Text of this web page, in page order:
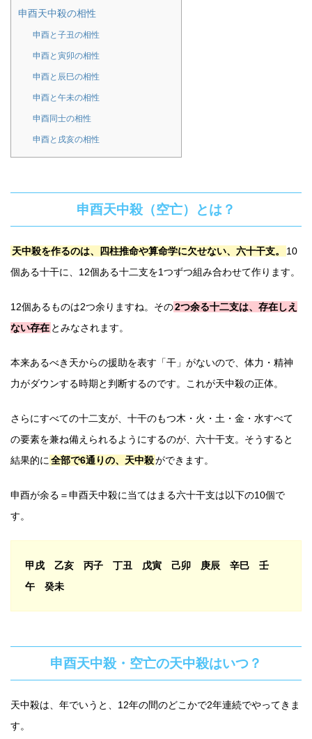
申酉天中殺の相性
申酉と子丑の相性
申酉と寅卯の相性
申酉と辰巳の相性
申酉と午未の相性
申酉同士の相性
申酉と戌亥の相性
申酉天中殺（空亡）とは？
天中殺を作るのは、四柱推命や算命学に欠せない、六十干支。
10
個ある十干に、12個ある十二支を1つずつ組み合わせて作ります。
12個あるものは2つ余りますね。その2つ余る十二支は、存在しえ
ない存在 とみなされます。
本来あるべき天からの援助を表す「干」がないので、体力・精神
力がダウンする時期と判断するのです。これが天中殺の正体。
さらにすべての十二支が、十干のもつ木・火・土・金・水すべて
の要素を兼ね備えられるようにするのが、六十干支。そうすると
結果的に全部で6通りの、天中殺ができます。
申酉が余る＝申酉天中殺に当てはまる六十干支は以下の10個で
す。
甲戌 乙亥 丙子 丁丑 戊寅 己卯 庚辰 辛巳 壬
午 癸未
申酉天中殺・空亡の天中殺はいつ？
天中殺は、年でいうと、12年の間のどこかで2年連続でやってきま
す。